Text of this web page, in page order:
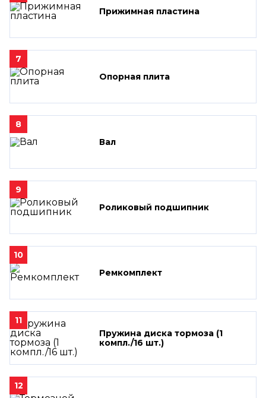
Прижимная пластина
7
Опорная плита
8
Вал
9
Роликовый подшипник
10
Ремкомплект
11
Пружина диска тормоза (1
компл./16 шт.)
12